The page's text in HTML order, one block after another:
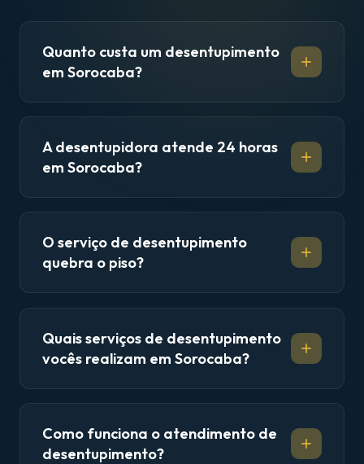
Quanto custa um desentupimento
em Sorocaba?
A desentupidora atende 24 horas
em Sorocaba?
O serviço de desentupimento
quebra o piso?
Quais serviços de desentupimento
vocês realizam em Sorocaba?
Como funciona o atendimento de
desentupimento?